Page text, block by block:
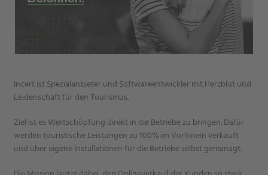
Incert ist Spezialanbieter und Softwareentwickler mit Herzblut und
Leidenschaft für den Tourismus.
Ziel ist es Wertschöpfung direkt in die Betriebe zu bringen. Dafür
werden touristische Leistungen zu 100% im Vorhinein verkauft
und über eigene Installationen für die Betriebe selbst gemanagt.